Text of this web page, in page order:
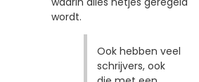
wordt.
Ook hebben veel
schrijvers, ook